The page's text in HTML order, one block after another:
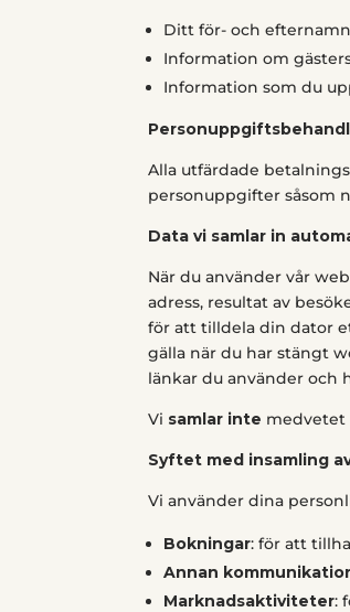
Ditt för- och
Information om
Information som du
Alla utfärdade
personuppgifter såsom
Data vi samlar in
När du använder vår
adress, resultat av
för att tilldela din dator
gälla när du har stängt
länkar du använder och
Vi samlar inte medvetet
Syftet med insamling
Vi använder dina
Bokningar: för att
Annan
Marknadsaktiviteter: